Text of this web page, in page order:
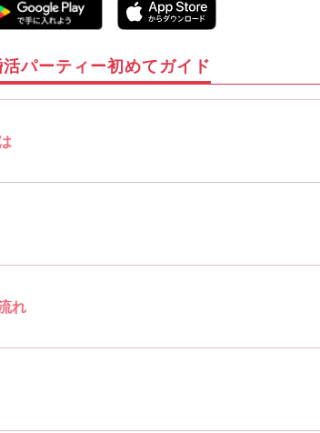
活パーティー初めてガイド
れ